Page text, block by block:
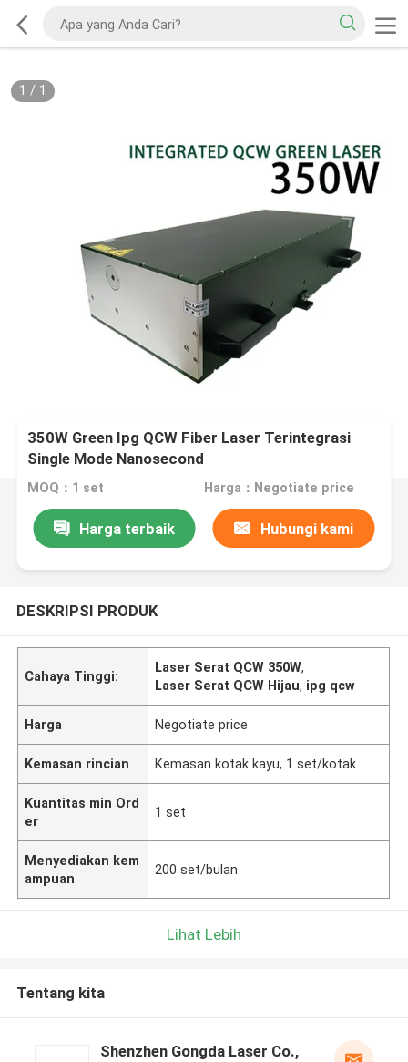
1 / 1
350W Green Ipg QCW Fiber Laser Terintegrasi
Single Mode Nanosecond
MOQ：1 set Harga：Negotiate price
Harga terbaik Hubungi kami
DESKRIPSI PRODUK
Cahaya Tinggi:
Laser Serat QCW 350W,
Laser Serat QCW Hijau, ipg qcw
Harga Negotiate price
Kemasan rincian Kemasan kotak kayu, 1 set/kotak
Kuantitas min Ord
er
1 set
Menyediakan kem
ampuan
200 set/bulan
Lihat Lebih
Tentang kita
Shenzhen Gongda Laser Co.,